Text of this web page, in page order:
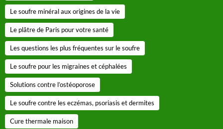
Le soufre minéral aux origines de la vie
Le plâtre de Paris pour votre santé
Les questions les plus fréquentes sur le soufre
Le soufre pour les migraines et céphalées
Solutions contre l’ostéoporose
Le soufre contre les eczémas, psoriasis et dermites
Cure thermale maison